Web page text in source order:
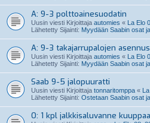
A: 9-3 polttoainesuodatin
Uusin viesti Kirjoittaja automies « La Elo
Lähetetty Sijainti: Myydään Saabin osat
A: 9-3 takajarrupalojen
Uusin viesti Kirjoittaja automies « La Elo
Lähetetty Sijainti: Myydään Saabin osat
Saab 9-5 jalopuuratti
Uusin viesti Kirjoittaja tonnaritomppa «
Lähetetty Sijainti: Ostetaan Saabin osat
O: 1 kpl jalkkisaluvanne